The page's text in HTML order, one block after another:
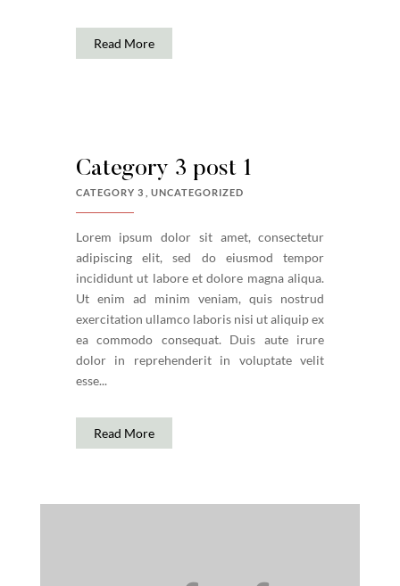
Read More
Category 3 post 1
CATEGORY 3 UNCATEGORIZED
Lorem ipsum dolor sit amet, consectetur
adipiscing elit, sed do eiusmod tempor
incididunt ut labore et dolore magna aliqua.
Ut enim ad minim veniam, quis nostrud
exercitation ullamco laboris nisi ut aliquip ex
ea commodo consequat. Duis aute irure
dolor in reprehenderit in voluptate velit
esse...
Read More